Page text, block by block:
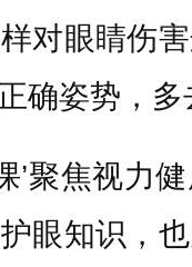
对眼睛伤
确姿势，多
聚焦视力
眼知识，